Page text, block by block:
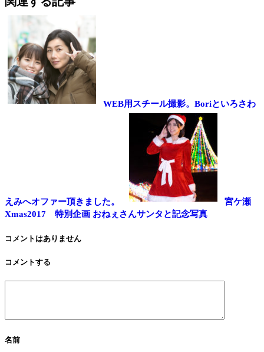
WEB用スチール撮影。Boriといろさわ
えみへオファー頂きました。
宮ケ瀬
Xmas2017 特別企画 おねぇさんサンタと記念写真
コメントはありません
コメントする
名前